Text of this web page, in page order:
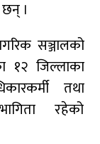
।
सञ्जालको
१२ जिल्लाका
तथा
रहेको